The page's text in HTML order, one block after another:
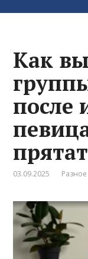
Как
после
03.09.2025 Разное